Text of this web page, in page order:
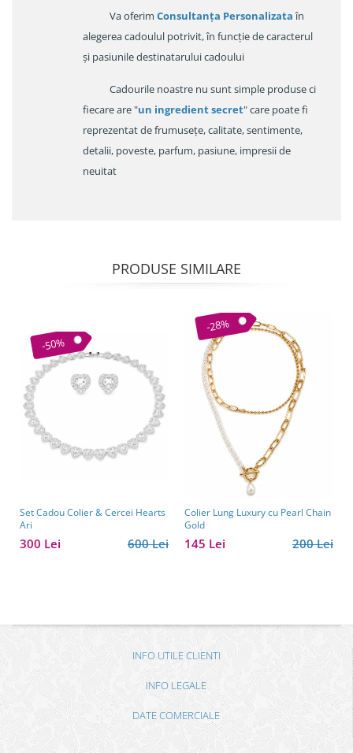
Va oferim Consultanța Personalizataîn
alegerea cadoulul potrivit, în funcție de caracterul
și pasiunile destinatarului cadoului
Cadourile noastre nu sunt simple produse ci
fiecare are "un ingredient secret" care poate fi
reprezentat de frumusețe, calitate, sentimente,
detalii, poveste, parfum, pasiune, impresii de
neuitat
PRODUSE SIMILARE
-50%
Set Cadou Colier & Cercei Hearts
Ari
600 Lei
300 Lei
-28%
Colier Lung Luxury cu Pearl Chain
Gold
200 Lei
145 Lei
INFO UTILE CLIENTI
INFO LEGALE
DATE COMERCIALE